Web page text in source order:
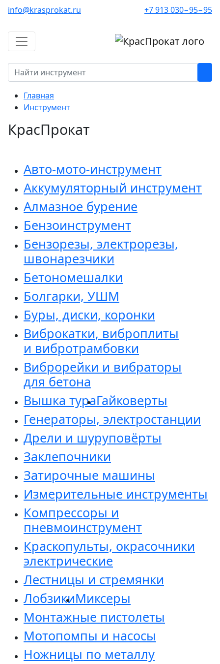
info@krasprokat.ru +7 913 030−95−95
Главная
Инструмент
КрасПрокат
Авто-мото-инструмент
Аккумуляторный инструмент
Алмазное бурение
Бензоинструмент
Бензорезы, электрорезы,
швонарезчики
Бетономешалки
Болгарки, УШМ
Буры, диски, коронки
Виброкатки, виброплиты
и вибротрамбовки
Виброрейки и вибраторы
для бетона
Вышка тураГайковерты
Генераторы, электростанции
Дрели и шуруповёрты
Заклепочники
Затирочные машины
Измерительные инструменты
Компрессоры и
пневмоинструмент
Краскопульты, окрасочники
электрические
Лестницы и стремянки
ЛобзикиМиксеры
Монтажные пистолеты
Мотопомпы и насосы
Ножницы по металлу